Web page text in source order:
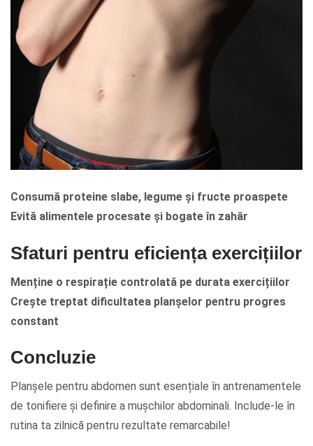
Consumă proteine slabe, legume și fructe proaspete
Evită alimentele procesate și bogate în zahăr
Sfaturi pentru eficiența exercițiilor
Menține o respirație controlată pe durata exercițiilor
Crește treptat dificultatea planșelor pentru progres
constant
Concluzie
Planșele pentru abdomen sunt esențiale în antrenamentele
de tonifiere și definire a mușchilor abdominali. Include-le în
rutina ta zilnică pentru rezultate remarcabile!